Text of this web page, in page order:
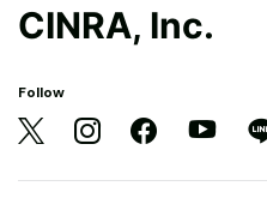
CINRA, Inc.
Follow